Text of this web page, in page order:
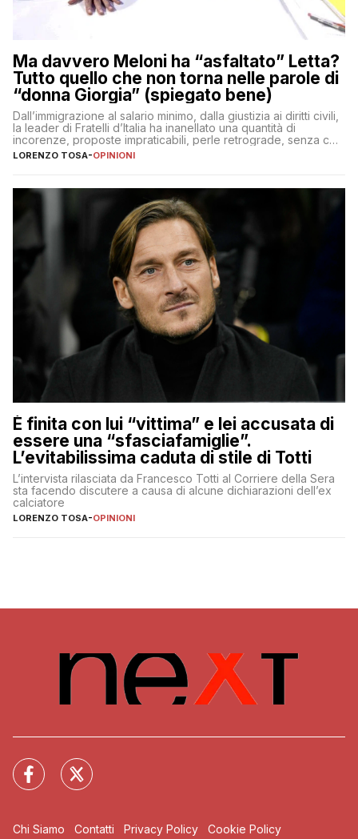
Ma davvero Meloni ha “asfaltato” Letta?
Tutto quello che non torna nelle parole di
“donna Giorgia” (spiegato bene)
Dall’immigrazione al salario minimo, dalla giustizia ai diritti civili,
la leader di Fratelli d’Italia ha inanellato una quantità di
incorenze, proposte impraticabili, perle retrograde, senza che
nessuno – a destra come a sinistra – glielo abbia fatto notare
LORENZO TOSA-OPINIONI
È finita con lui “vittima” e lei accusata di
essere una “sfasciafamiglie”.
L’evitabilissima caduta di stile di Totti
L’intervista rilasciata da Francesco Totti al Corriere della Sera
sta facendo discutere a causa di alcune dichiarazioni dell’ex
calciatore
LORENZO TOSA-OPINIONI
Chi Siamo Contatti Privacy Policy Cookie Policy